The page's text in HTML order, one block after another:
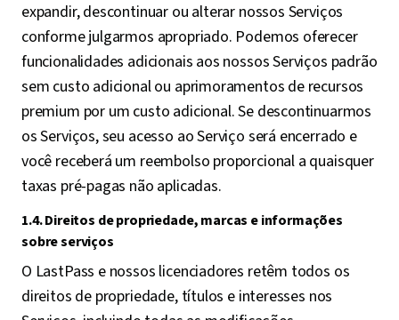
expandir, descontinuar ou alterar nossos Serviços
conforme julgarmos apropriado. Podemos oferecer
funcionalidades adicionais aos nossos Serviços padrão
sem custo adicional ou aprimoramentos de recursos
premium por um custo adicional. Se descontinuarmos
os Serviços, seu acesso ao Serviço será encerrado e
você receberá um reembolso proporcional a quaisquer
taxas pré-pagas não aplicadas.
1.4. Direitos de propriedade, marcas e informações
sobre serviços
O LastPass e nossos licenciadores retêm todos os
direitos de propriedade, títulos e interesses nos